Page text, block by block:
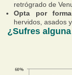
retrógrado de
Opta por
hervidos, asados
¿Sufres